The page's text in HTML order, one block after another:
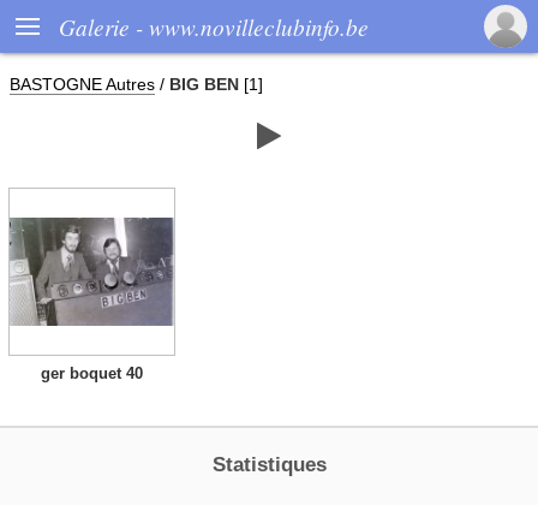
 Galerie - www.novilleclubinfo.be
BASTOGNE Autres / BIG BEN [1]

ger boquet 40
Statistiques